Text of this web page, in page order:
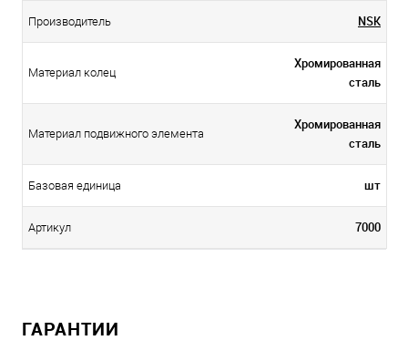
Производитель NSK
Материал колец
Хромированная
сталь
Материал подвижного элемента
Хромированная
сталь
Базовая единица шт
Артикул 7000
ГАРАНТИИ